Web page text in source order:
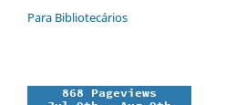
Para Bibliotecários